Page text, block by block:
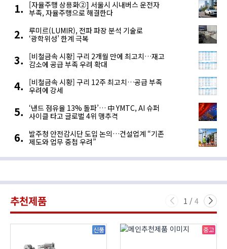
[자율주행 상용화②] 서울시 시내버스 운전자
부족, 자율주행으로 해결한다
루미르(LUMIR), 전파 파장 분석 기술로
‘광학위성’ 한계 극복
[비철금속 시황] 구리 2개월 만에 최고치…재고
감소에 공급 부족 우려 확대
[비철금속 시황] 구리 12주 최고치…공급 부족
우려에 강세
‘낸드 점유율 13% 돌파’… 中 YMTC, AI 슈퍼
사이클 타고 글로벌 4위 맹추격
발주청 안전감시단 도입 논의…건설업계 “기존
제도와 업무 중첩 우려”
추천제품 1 / 4
신품 중고